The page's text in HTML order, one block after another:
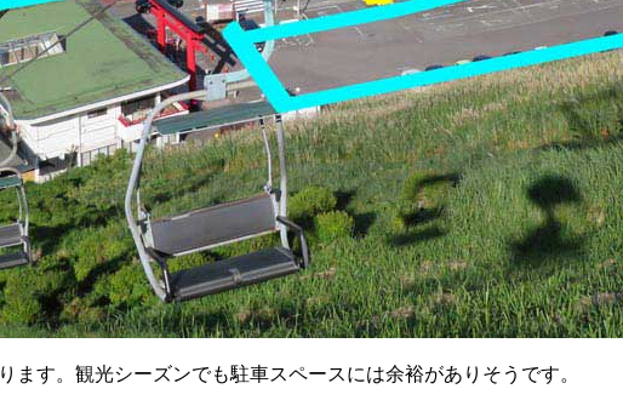
す。観光シーズンでも駐車スペースには余裕がありそうです。